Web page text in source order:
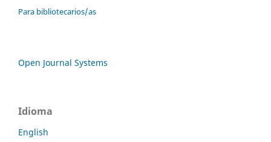
Para bibliotecarios/as
Open Journal Systems
Idioma
English